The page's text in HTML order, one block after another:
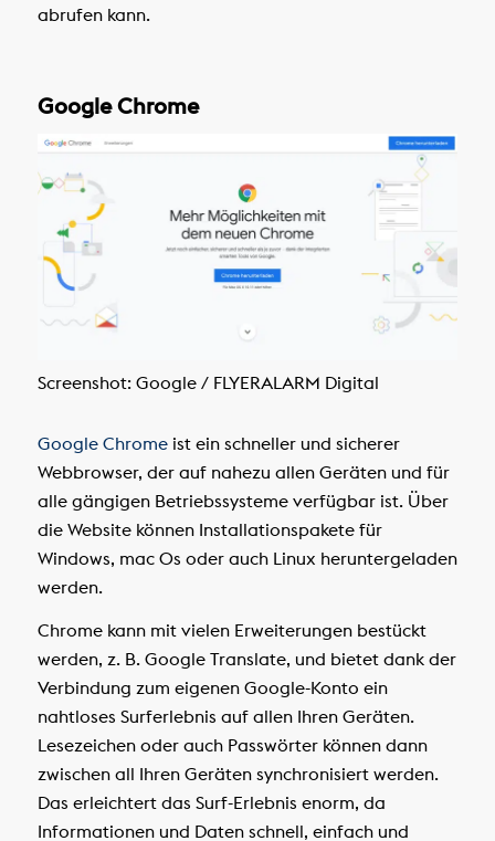
abrufen kann.
Google Chrome
Screenshot: Google / FLYERALARM Digital
Google Chromeist ein schneller und sicherer
Webbrowser, der auf nahezu allen Geräten und für
alle gängigen Betriebssysteme verfügbar ist. Über
die Website können Installationspakete für
Windows, mac Os oder auch Linux heruntergeladen
werden.
Chrome kann mit vielen Erweiterungen bestückt
werden, z. B. Google Translate, und bietet dank der
Verbindung zum eigenen Google-Konto ein
nahtloses Surferlebnis auf allen Ihren Geräten.
Lesezeichen oder auch Passwörter können dann
zwischen all Ihren Geräten synchronisiert werden.
Das erleichtert das Surf-Erlebnis enorm, da
Informationen und Daten schnell, einfach und